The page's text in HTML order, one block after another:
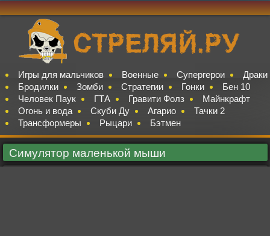
Игры для мальчиков Военные Супергерои
Драки
Бродилки
Зомби Стратегии Гонки
Бен 10
Человек Паук
ГТА Гравити Фолз
Майнкрафт
Огонь и вода
Скуби Ду Агарио
Тачки 2
Трансформеры
Рыцари Бэтмен
Симулятор маленькой мыши